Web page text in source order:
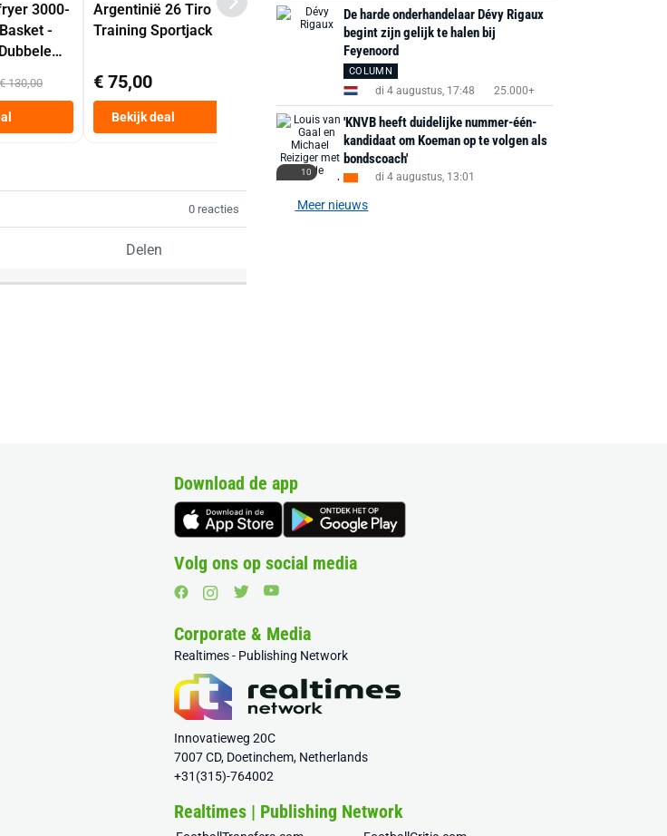
3000-
-
6
€ 130,00
Argentinië 26 Tiro
Training Sportjack
€ 75,00
Bekijk deal
EA Sports FC 26 -
PlayStation 5
Bekijk deal
F50 Messi Elite Firm
Ground Boots Kids
€ 78,00 € 130,00
Bekijk deal
0 reacties
Delen
De harde onderhandelaar Dévy Rigaux
begint zijn gelijk te halen bij
Feyenoord
COLUMN
di 4 augustus, 17:48 25.000+
10
'KNVB heeft duidelijke nummer-één-
kandidaat om Koeman op te volgen als
bondscoach'
di 4 augustus, 13:01
Meer nieuws
Download de app
Volg ons op social media
Corporate & Media
Realtimes - Publishing Network
Innovatieweg 20C
7007 CD, Doetinchem, Netherlands
+31(315)-764002
Realtimes | Publishing Network